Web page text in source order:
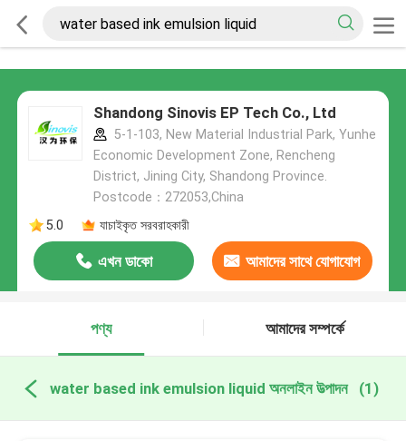
Shandong Sinovis EP Tech Co., Ltd
5-1-103, New Material Industrial Park, Yunhe
Economic Development Zone, Rencheng
District, Jining City, Shandong Province.
Postcode：272053,China
5.0
যাচাইকৃত সরবরাহকারী
এখন ডাকো আমাদের সাথে যোগাযোগ
পণ্য
আমাদের সম্পর্কে
water based ink emulsion liquid অনলাইন উত্পাদন (1)